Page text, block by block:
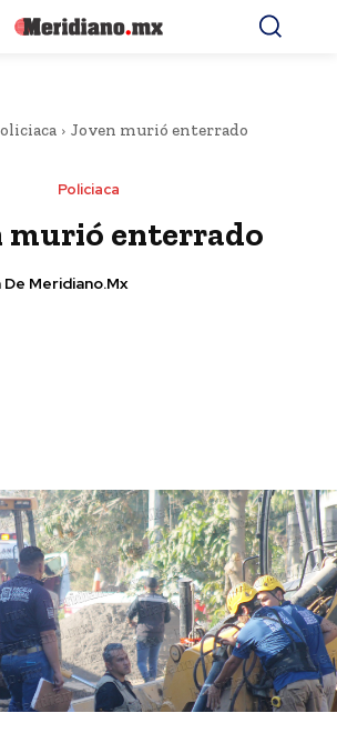
Joven murió enterrado
Policiaca
murió enterrado
Meridiano.mx